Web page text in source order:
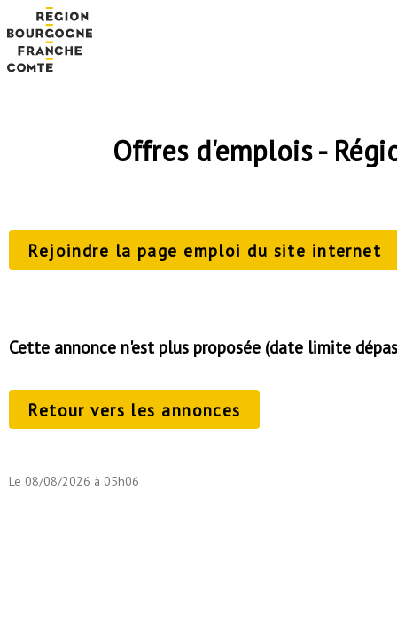
Offres d'emplois -
Rejoindre la page emploi du site internet
Cette annonce n'est plus proposée (date limite
Retour vers les annonces
Le 08/08/2026 à 05h06